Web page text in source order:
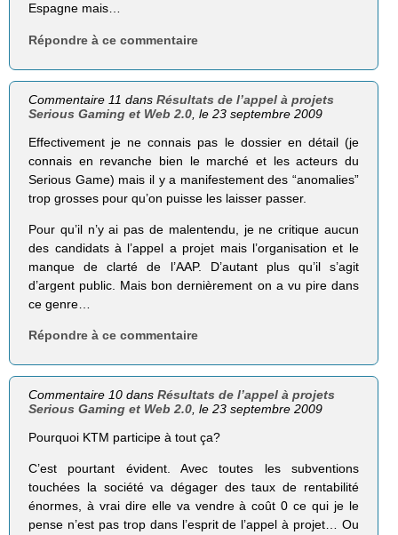
Espagne mais…
Répondre à ce commentaire
Commentaire 11 dansRésultats de l’appel à projets
Serious Gaming et Web 2.0 , le 23 septembre 2009
Effectivement je ne connais pas le dossier en détail (je
connais en revanche bien le marché et les acteurs du
Serious Game) mais il y a manifestement des “anomalies”
trop grosses pour qu’on puisse les laisser passer.
Pour qu’il n’y ai pas de malentendu, je ne critique aucun
des candidats à l’appel a projet mais l’organisation et le
manque de clarté de l’AAP. D’autant plus qu’il s’agit
d’argent public. Mais bon dernièrement on a vu pire dans
ce genre…
Répondre à ce commentaire
Commentaire 10 dansRésultats de l’appel à projets
Serious Gaming et Web 2.0 , le 23 septembre 2009
Pourquoi KTM participe à tout ça?
C’est pourtant évident. Avec toutes les subventions
touchées la société va dégager des taux de rentabilité
énormes, à vrai dire elle va vendre à coût 0 ce qui je le
pense n’est pas trop dans l’esprit de l’appel à projet… Ou